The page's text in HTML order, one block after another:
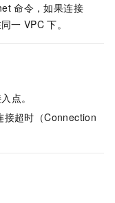
命令，如果连接
一 VPC 下。
点。
接超时（Connection